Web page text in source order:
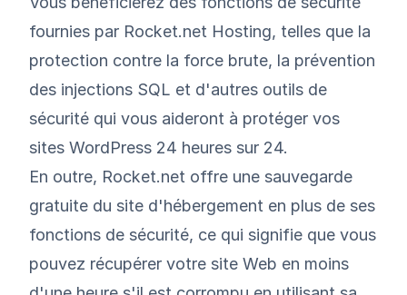
fournies par Rocket.net Hosting, telles que la
protection contre la force brute, la prévention
des injections SQL et d'autres outils de
sécurité qui vous aideront à protéger vos
sites WordPress 24 heures sur 24.
En outre, Rocket.net offre une sauvegarde
gratuite du site d'hébergement en plus de ses
fonctions de sécurité, ce qui signifie que vous
pouvez récupérer votre site Web en moins